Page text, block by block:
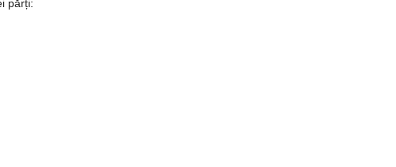
părți: